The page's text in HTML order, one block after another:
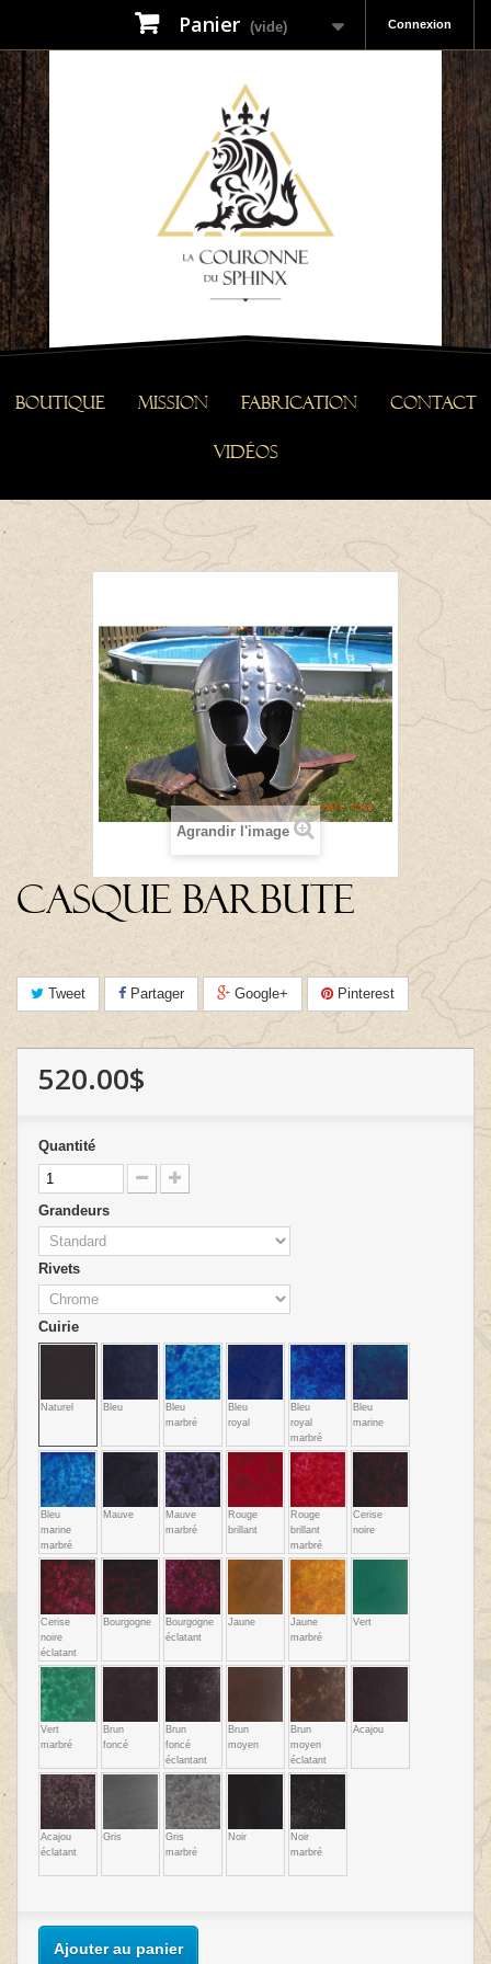
Connexion
Panier (vide)
Boutique Mission Fabrication Contact
Vidéos
Agrandir l'image
Casque Barbute
Tweet Partager Google+ Pinterest
520.00$
Quantité
Grandeurs
Rivets
Cuirie
Naturel Bleu
Bleu
marbré
Bleu
royal
Bleu
royal
marbré
Bleu
marine
Bleu
marine
marbré
Mauve
Mauve
marbré
Rouge
brillant
Rouge
brillant
marbré
Cerise
noire
Cerise
noire
éclatant
Bourgogne
Bourgogne
éclatant
Jaune
Jaune
marbré
Vert
Vert
marbré
Brun
foncé
Brun
foncé
éclantant
Brun
moyen
Brun
moyen
éclatant
Acajou
Acajou
éclatant
Gris
Gris
marbré
Noir
Noir
marbré
Ajouter au panier